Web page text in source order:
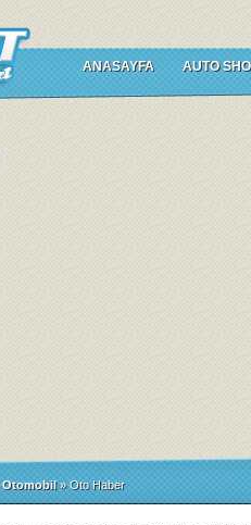
ANASAYFA AUTO
Otomobil » Oto Haber